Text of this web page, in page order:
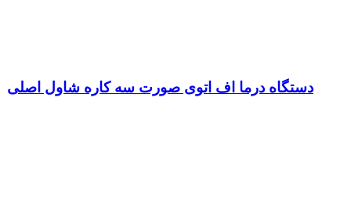
دستگاه درما اف اتوی صورت سه کاره شاول اصلی